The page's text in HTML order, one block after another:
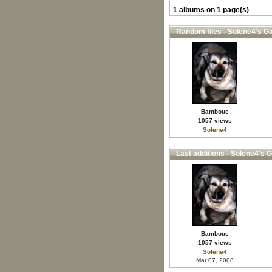
1 albums on 1 page(s)
Random files - Solene4's
Bamboue
1057 views
Solene4
Last additions - Solene4's
Bamboue
1057 views
Solene4
Mar 07, 2008